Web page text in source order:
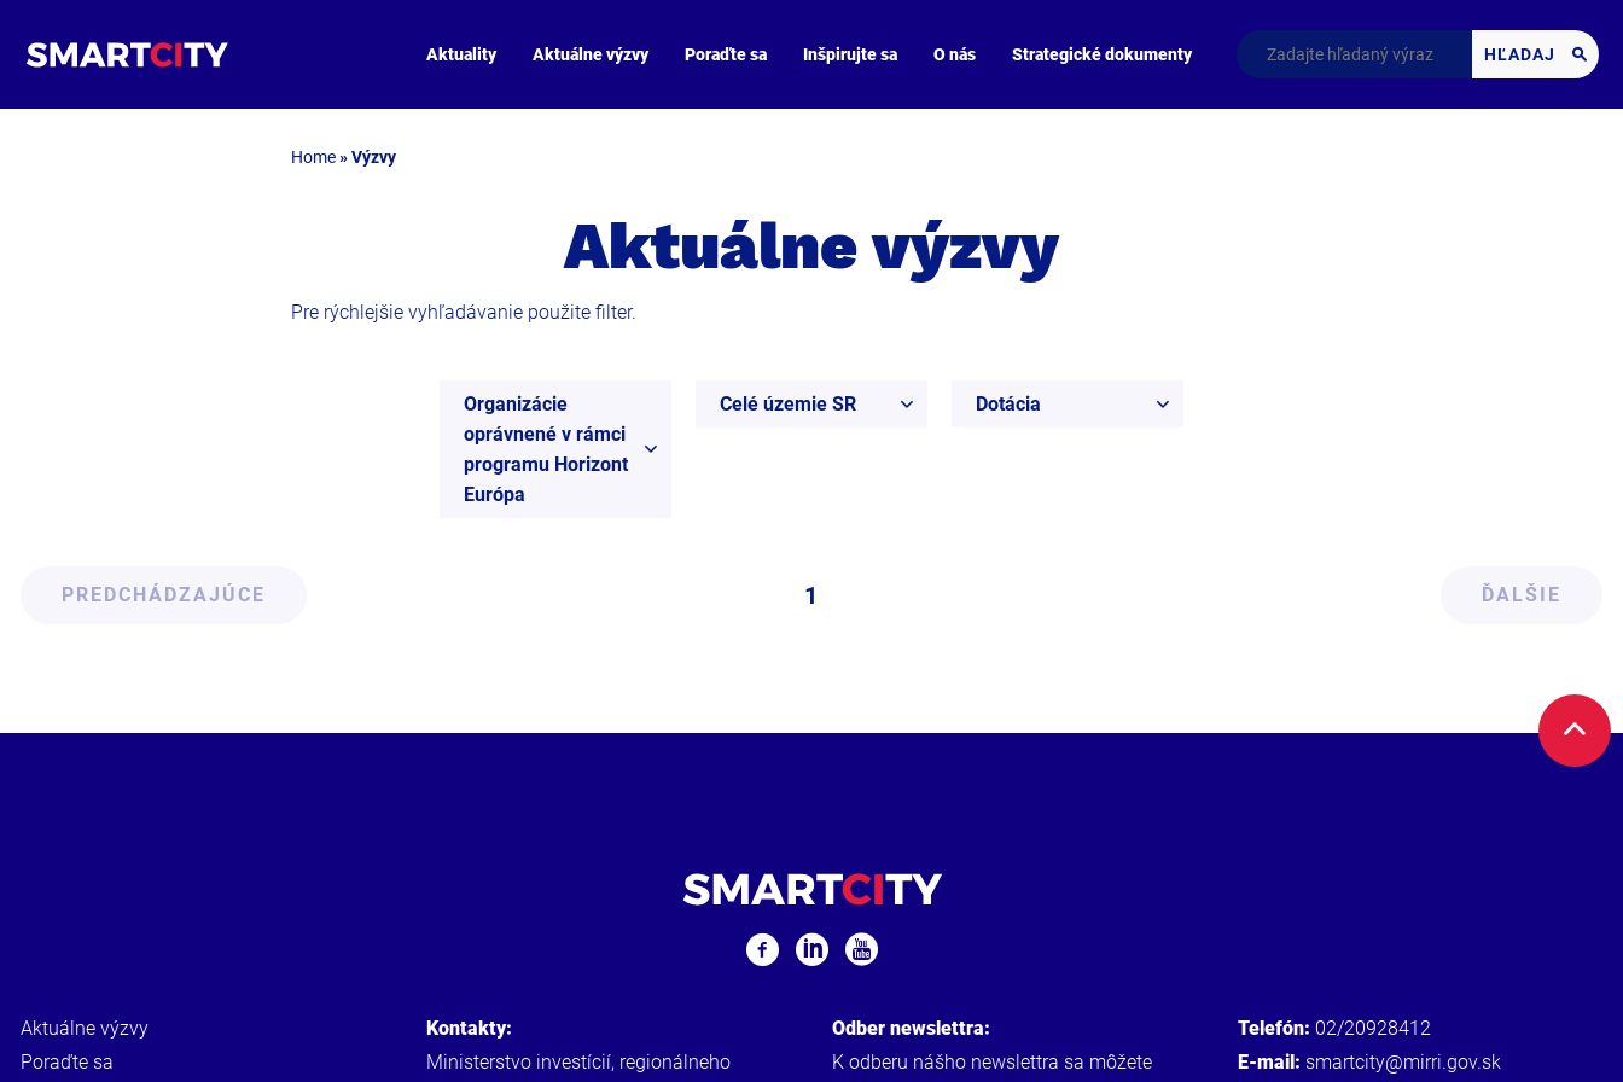
Aktuality Aktuálne výzvy Poraďte sa Inšpirujte sa O nás Strategické dokumenty HĽADAJ
Home»Výzvy
Aktuálne výzvy
Pre rýchlejšie vyhľadávanie použite filter.
Organizácie
oprávnené v rámci
programu Horizont
Európa
Celé územie SR Dotácia
PREDCHÁDZAJÚCE 1 ĎALŠIE
Aktuálne výzvy
Poraďte sa
Kontakty:
Ministerstvo investícií, regionálneho
Odber newslettra:
K odberu nášho newslettra sa môžete
Telefón: 02/20928412
E-mail: smartcity@mirri.gov.sk